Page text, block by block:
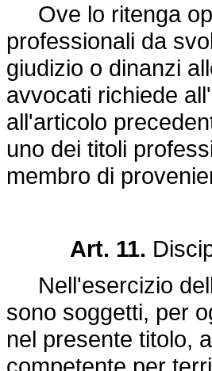
Ove lo ritenga
professionali da
giudizio o dinanzi
avvocati richiede
all'articolo
uno dei titoli
membro di
Art. 11.
Nell'esercizio
sono soggetti, per
nel presente titolo,